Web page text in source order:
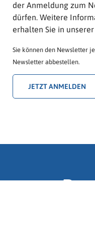
der Anmeldung zum
dürfen. Weitere
erhalten Sie in unserer
Sie können den Newsletter
Newsletter abbestellen.